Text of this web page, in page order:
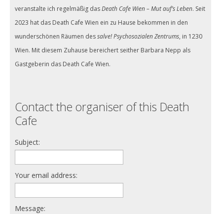
veranstalte ich regelmäßig dasDeath Cafe Wien – Mut auf’s Leben. Seit
2023 hat das Death Cafe Wien ein zu Hause bekommen in den
wunderschönen Räumen dessalve! Psychosozialen Zentrums, in 1230
Wien. Mit diesem Zuhause bereichert seither Barbara Nepp als
Gastgeberin das Death Cafe Wien.
Contact the organiser of this Death
Cafe
Subject:
Your email address:
Message: